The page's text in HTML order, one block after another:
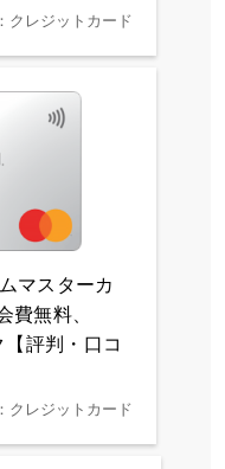
クレジットカード
マスターカ
費無料、
評判・口コ
クレジットカード